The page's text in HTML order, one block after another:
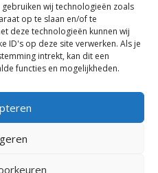
wij technologieën zoals
op te slaan en/of te
deze technologieën kunnen wij
ID's op deze site verwerken. Als je
intrekt, kan dit een
functies en mogelijkheden.